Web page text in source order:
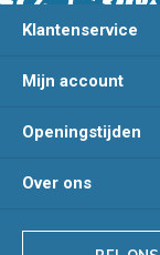
Klantenservice
Mijn account
Openingstijden
Over ons